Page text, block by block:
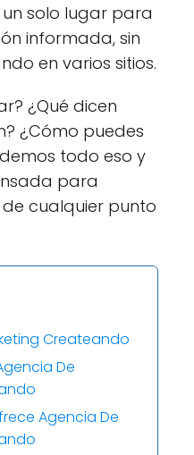
solo lugar para
informada, sin
en varios sitios.
¿Qué dicen
¿Cómo puedes
todo eso y
para
cualquier punto
Createando
De
Agencia De